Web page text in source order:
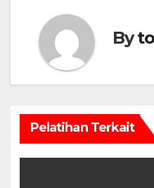
By
Pelatihan Terkait